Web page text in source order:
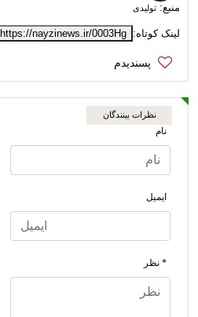
منبع: تولیدی
لینک کوتاه: https://nayzinews.ir/0003Hg
نظرات بینندگان
نام
ایمیل
* نظر